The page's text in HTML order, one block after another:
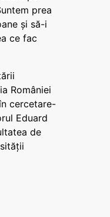
prea
și să-i
ce fac
României
cercetare-
Eduard
de